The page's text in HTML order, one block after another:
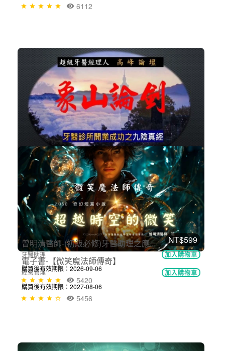
6112
NT$30,000
象山論劍(完整專輯20小時)-揭開診所...
系列性課程 加入購物車
購買後有效期限：2027-08-06
5583
NT$599
電子書-【微笑魔法師傳奇】
經營管理 加入購物車
購買後有效期限：2027-08-06
5456
NT$699
曾明清醫師-(初級必修)牙醫助理之應...
牙醫助理 加入購物車
購買後有效期限：2026-09-06
5420